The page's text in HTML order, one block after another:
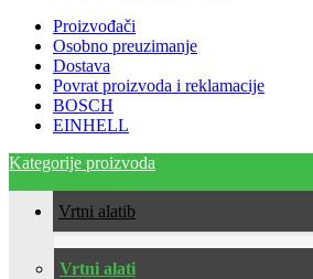
Proizvođači
Osobno preuzimanje
Dostava
Povrat proizvoda i reklamacije
BOSCH
EINHELL
Kategorije proizvoda
Vrtni alati
Vrtni alati